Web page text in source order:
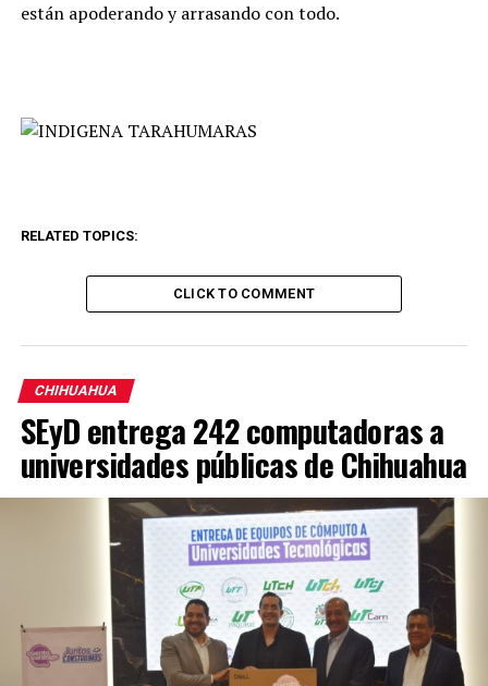
están apoderando y arrasando con todo.
RELATED TOPICS:
CLICK TO COMMENT
CHIHUAHUA
SEyD entrega 242 computadoras a
universidades públicas de Chihuahua